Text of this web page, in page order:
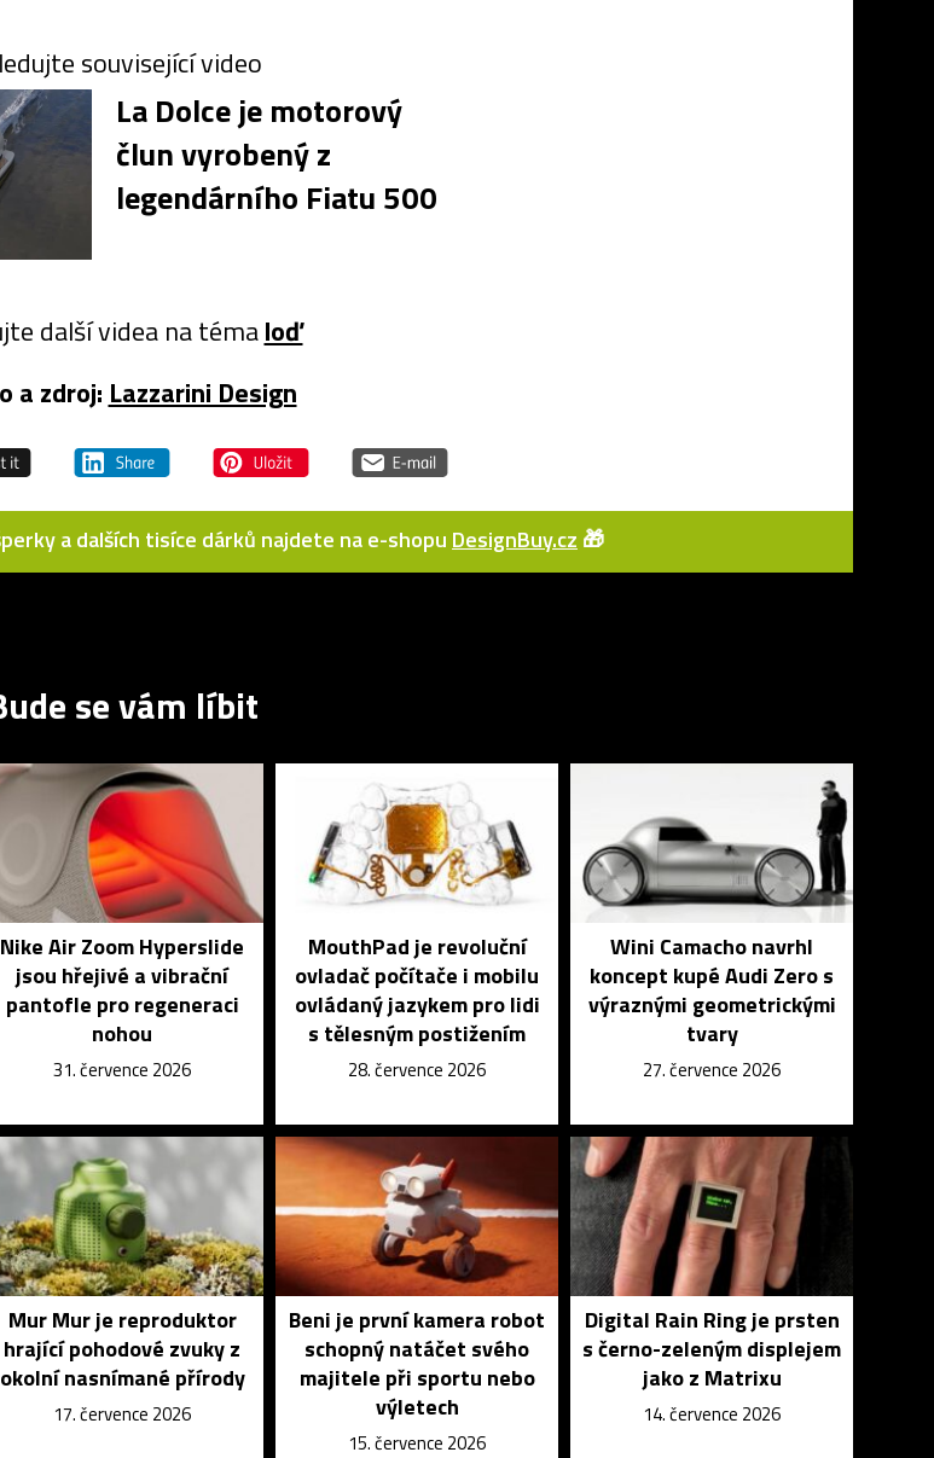
související video
La Dolce je motorový
člun vyrobený z
legendárního Fiatu 500
další videa na témaloď
a zdroj: Lazzarini Design
a dalších tisíce dárků najdete na e-shopu DesignBuy.cz 🎁
se vám líbit
Nike Air Zoom Hyperslide
jsou hřejivé a vibrační
pantofle pro regeneraci
nohou
31. července 2026
MouthPad je revoluční
ovladač počítače i mobilu
ovládaný jazykem pro lidi
s tělesným postižením
28. července 2026
Wini Camacho navrhl
koncept kupé Audi Zero s
výraznými geometrickými
tvary
27. července 2026
Mur Mur je reproduktor
hrající pohodové zvuky z
okolní nasnímané přírody
17. července 2026
Beni je první kamera robot
schopný natáčet svého
majitele při sportu nebo
výletech
15. července 2026
Digital Rain Ring je prsten
s černo-zeleným displejem
jako z Matrixu
14. července 2026